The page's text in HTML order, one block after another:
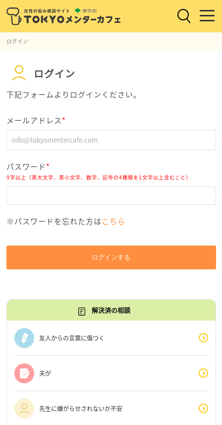
ログイン
ログイン
下記フォームよりログインください。
メールアドレス*
パスワード*
9字以上（英大文字、英小文字、数字、記号の4種類を1文字以上含むこと）
※パスワードを忘れた方はこちら
ログインする
解決済の相談
友人からの言葉に傷つく
夫が
先生に嫌がらせされないか不安